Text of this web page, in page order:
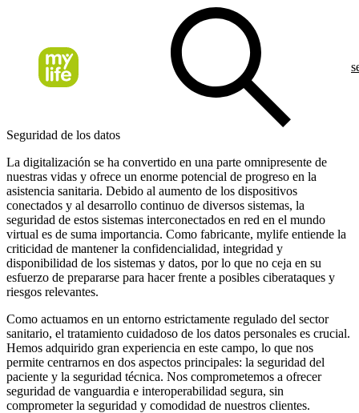
Seguridad de los datos
La digitalización se ha convertido en una parte omnipresente de
nuestras vidas y ofrece un enorme potencial de progreso en la
asistencia sanitaria. Debido al aumento de los dispositivos
conectados y al desarrollo continuo de diversos sistemas, la
seguridad de estos sistemas interconectados en red en el mundo
virtual es de suma importancia. Como fabricante, mylife entiende la
criticidad de mantener la confidencialidad, integridad y
disponibilidad de los sistemas y datos, por lo que no ceja en su
esfuerzo de prepararse para hacer frente a posibles ciberataques y
riesgos relevantes.
Como actuamos en un entorno estrictamente regulado del sector
sanitario, el tratamiento cuidadoso de los datos personales es crucial.
Hemos adquirido gran experiencia en este campo, lo que nos
permite centrarnos en dos aspectos principales: la seguridad del
paciente y la seguridad técnica. Nos comprometemos a ofrecer
seguridad de vanguardia e interoperabilidad segura, sin
comprometer la seguridad y comodidad de nuestros clientes.